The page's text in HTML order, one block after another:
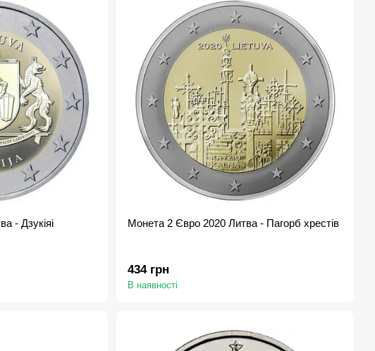
- Дзукіяі Монета 2 Євро 2020 Литва - Пагорб хрестів
434 грн
В наявності